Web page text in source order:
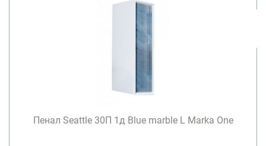
Пенал Seattle 30П 1д Blue marble L Marka One